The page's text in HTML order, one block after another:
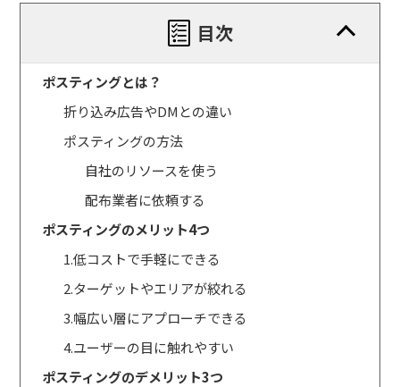
目次
ポスティングとは？
折り込み広告やDMとの違い
ポスティングの方法
自社のリソースを使う
配布業者に依頼する
ポスティングのメリット4つ
1.低コストで手軽にできる
2.ターゲットやエリアが絞れる
3.幅広い層にアプローチできる
4.ユーザーの目に触れやすい
ポスティングのデメリット3つ